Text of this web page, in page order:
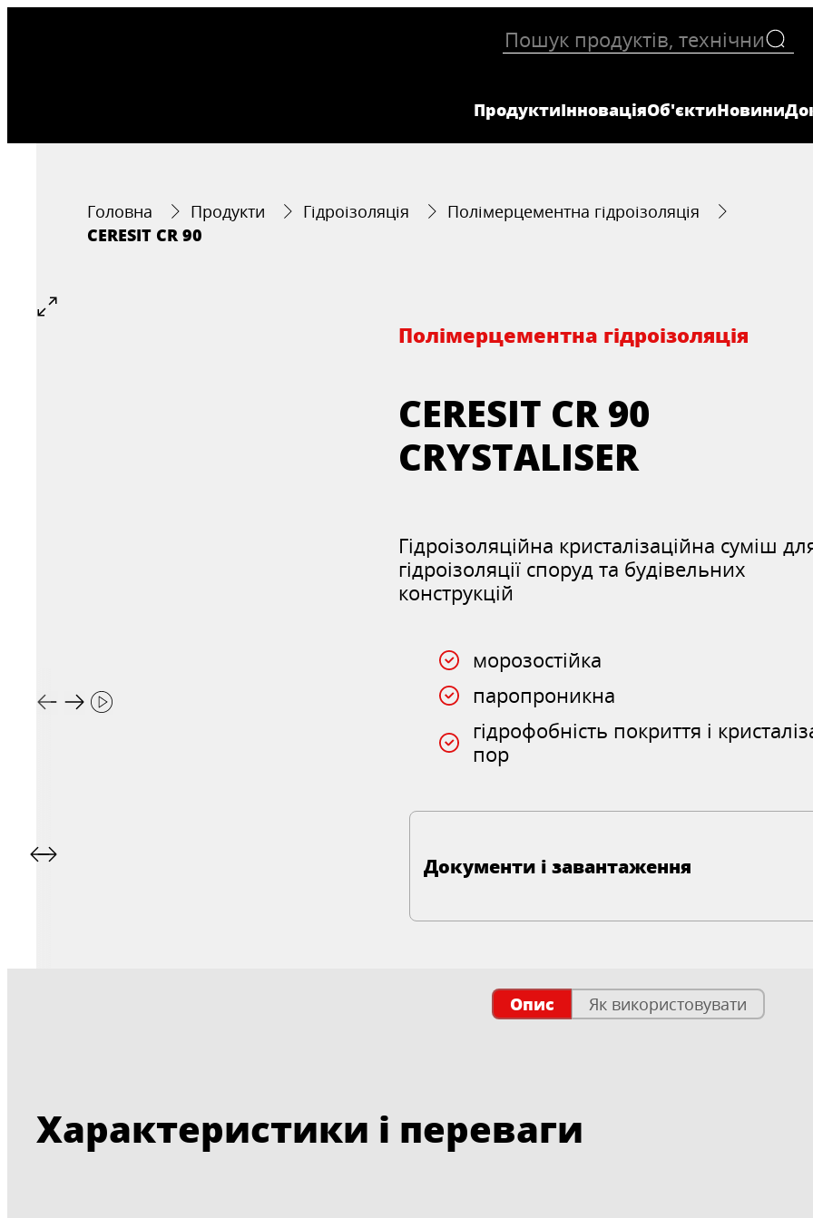
ПродуктиІнноваціяОб'єктиНовини
Головна Продукти Гідроізоляція Полімерцементна гідроізоляція
CERESIT CR 90
Полімерцементна гідроізоляція
CERESIT CR 90
CRYSTALISER
Гідроізоляційна кристалізаційна суміш
гідроізоляції споруд та будівельних
конструкцій
морозостійка
паропроникна
гідрофобність покриття і
пор
Документи і завантаження
Опис Як використовувати
Характеристики і переваги